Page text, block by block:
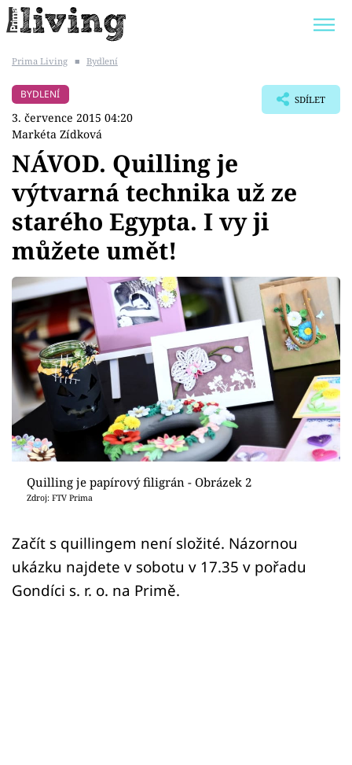
BYDLENÍ SLAVNÝCH
Témata
Bydlení
Zahrada
Design
Sledujte prima+
Přihlášení
Sledujte nás
Prima Living ■ Bydlení
BYDLENÍ
3. července 2015 04:20
Markéta Zídková
SDÍLET
NÁVOD. Quilling je
výtvarná technika už ze
starého Egypta. I vy ji
můžete umět!
Quilling je papírový filigrán - Obrázek 2
Zdroj: FTV Prima
Začít s quillingem není složité. Názornou
ukázku najdete v sobotu v 17.35 v pořadu
Gondíci s. r. o. na Primě.